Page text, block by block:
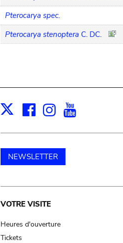
Pterocarya spec.
Pterocarya stenoptera C. DC.
X Facebook
Instagram
NEWSLETTER
Main
navigation
VOTRE VISITE
Heures d'ouverture
Tickets